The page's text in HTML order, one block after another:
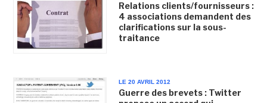
Relations clients/fournisseurs :
4 associations demandent des
clarifications sur la sous-
traitance
LE 20 AVRIL 2012
Guerre des brevets : Twitter